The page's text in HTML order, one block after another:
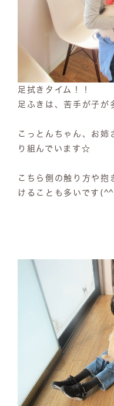
足拭きタイム！！
足ふきは、苦手が子が
こっとんちゃん、お姉
り組んでいます☆
こちら側の触り方や抱
けることも多いです